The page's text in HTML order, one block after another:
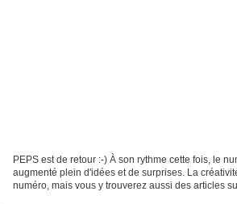
PEPS est de retour :-) À son rythme cette fois, le
augmenté plein d'idées et de surprises. La
numéro, mais vous y trouverez aussi des articles